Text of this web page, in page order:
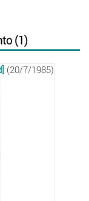
(1)
(20/7/1985)